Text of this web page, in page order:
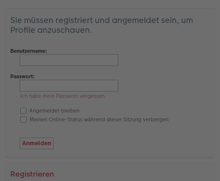
Sie müssen registriert und angemeldet sein, um
Profile anzuschauen.
Benutzername:
Passwort:
Ich habe mein Passwort vergessen
Angemeldet bleiben
Meinen Online-Status während dieser Sitzung verbergen
Registrieren